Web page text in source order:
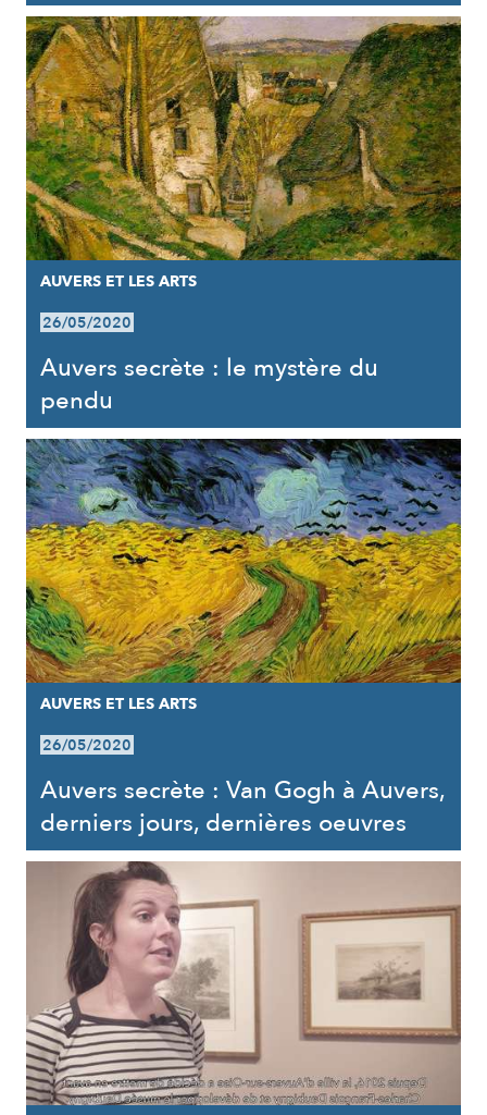
AUVERS ET LES ARTS
26/05/2020
Auvers secrète : le mystère du
pendu
AUVERS ET LES ARTS
26/05/2020
Auvers secrète : Van Gogh à Auvers,
derniers jours, dernières oeuvres